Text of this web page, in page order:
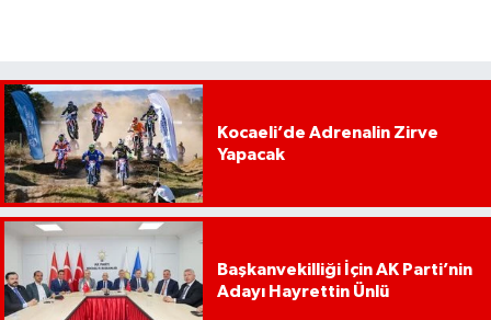
Kocaeli’de Adrenalin Zirve
Yapacak
Başkanvekilliği İçin AK Parti’nin
Adayı Hayrettin Ünlü